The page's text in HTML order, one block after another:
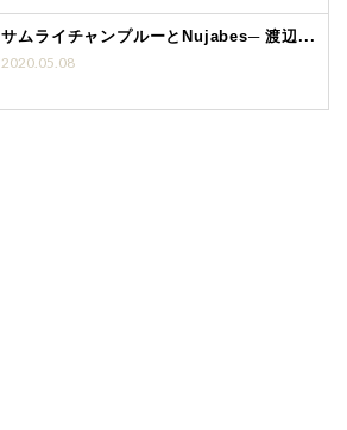
サムライチャンプルーとNujabes─ 渡辺...
2020.05.08